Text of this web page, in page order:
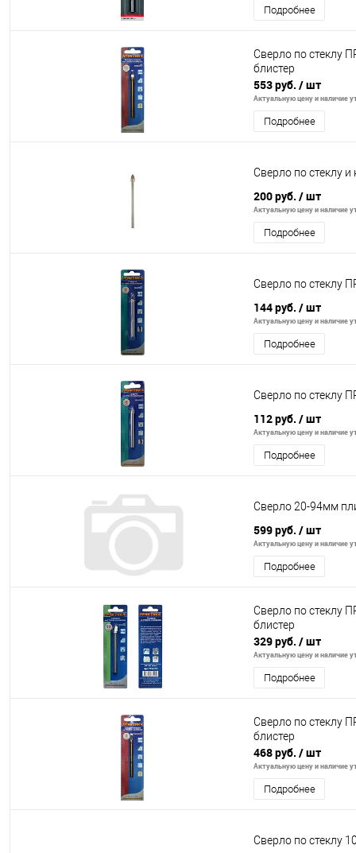
Подробнее
Сверло по стеклу
блистер
553 руб. / шт
Актуальную цену и наличие
Подробнее
Сверло по стеклу
200 руб. / шт
Актуальную цену и наличие
Подробнее
Сверло по стеклу
144 руб. / шт
Актуальную цену и наличие
Подробнее
Сверло по стеклу
112 руб. / шт
Актуальную цену и наличие
Подробнее
Сверло 20-94мм
599 руб. / шт
Актуальную цену и наличие
Подробнее
Сверло по стеклу
блистер
329 руб. / шт
Актуальную цену и наличие
Подробнее
Сверло по стеклу
блистер
468 руб. / шт
Актуальную цену и наличие
Подробнее
Сверло по стеклу